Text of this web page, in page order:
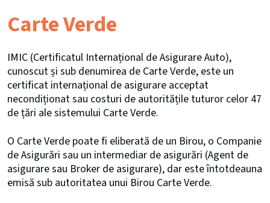
Carte Verde
IMIC (Certificatul Internațional de Asigurare Auto),
cunoscut și sub denumirea de Carte Verde, este un
certificat internațional de asigurare acceptat
necondiționat sau costuri de autoritățile tuturor celor 47
de țări ale sistemului Carte Verde.
O Carte Verde poate fi eliberată de un Birou, o Companie
de Asigurări sau un intermediar de asigurări (Agent de
asigurare sau Broker de asigurare), dar este întotdeauna
emisă sub autoritatea unui Birou Carte Verde.